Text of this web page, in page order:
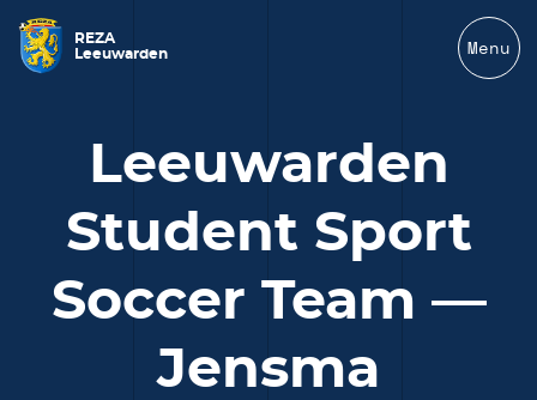
REZA
Leeuwarden
Menu
Leeuwarden
Student Sport
Soccer Team —
Jensma